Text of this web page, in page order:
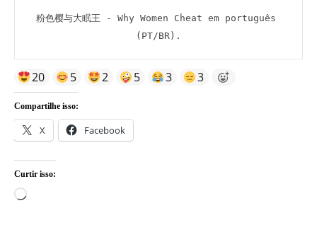
粉色樱与大眠王 - Why Women Cheat em português
(PT/BR).
20 5 2 5 3 3
Compartilhe isso:
X Facebook
Curtir isso:
Carregando...